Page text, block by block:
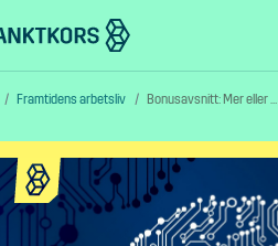
HemFramtidens arbetsliv